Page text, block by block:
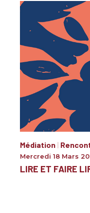
Médiation|
Mercredi 18 Mars
LIRE ET FAIRE